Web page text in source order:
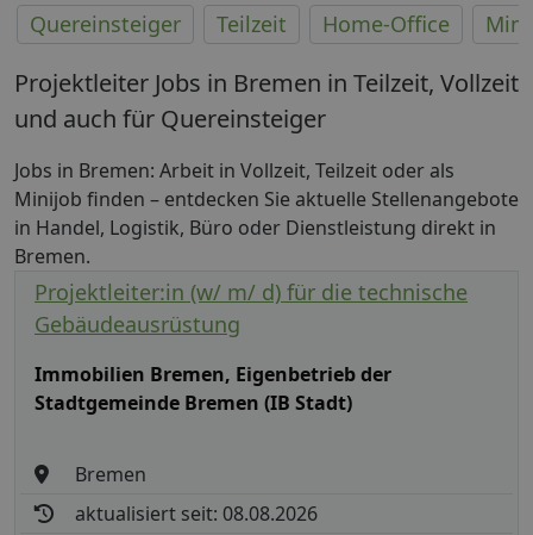
Quereinsteiger Teilzeit Home-Office
Projektleiter Jobs in Bremen in Teilzeit, Vollzeit
und auch für Quereinsteiger
Jobs in Bremen: Arbeit in Vollzeit, Teilzeit oder als
Minijob finden – entdecken Sie aktuelle Stellenangebote
in Handel, Logistik, Büro oder Dienstleistung direkt in
Bremen.
Projektleiter:in (w/ m/ d) für die technische
Gebäudeausrüstung
Immobilien Bremen, Eigenbetrieb der
Stadtgemeinde Bremen (IB Stadt)
Bremen
aktualisiert seit: 08.08.2026